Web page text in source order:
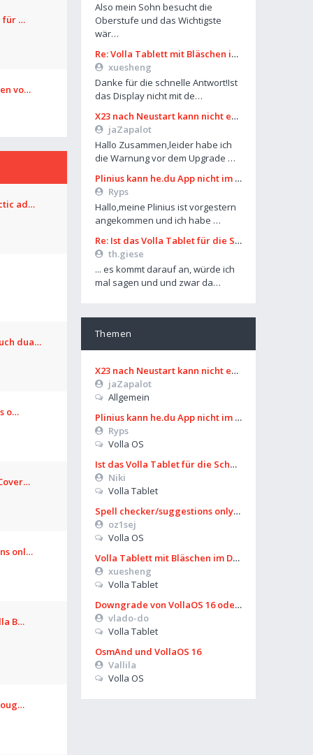
Also mein Sohn besucht die
Oberstufe und das Wichtigste
wär…
Re: Volla Tablett mit Bläschen im Display?
xuesheng
Danke für die schnelle Antwort!Ist
das Display nicht mit de…
X23 nach Neustart kann nicht entsperrt werden
jaZapalot
Hallo Zusammen,leider habe ich
die Warnung vor dem Upgrade …
Plinius kann he.du App nicht im Playstore finden
Ryps
Hallo,meine Plinius ist vorgestern
angekommen und ich habe …
Re: Ist das Volla Tablet für die Schule zu gebrauchen?
th.giese
... es kommt darauf an, würde ich
mal sagen und und zwar da…
Themen
X23 nach Neustart kann nicht entsperrt werden
jaZapalot
Allgemein
Plinius kann he.du App nicht im Playstore finden
Ryps
Volla OS
Ist das Volla Tablet für die Schule zu gebrauchen?
Niki
Volla Tablet
Spell checker/suggestions only works in some settings
oz1sej
Volla OS
Volla Tablett mit Bläschen im Display?
xuesheng
Volla Tablet
Downgrade von VollaOS 16 oder Formatierung von Userdata (aus UT)
vlado-do
Volla Tablet
OsmAnd und VollaOS 16
Vallila
Volla OS
für …
vo…
ad…
dua…
o…
onl…
B…